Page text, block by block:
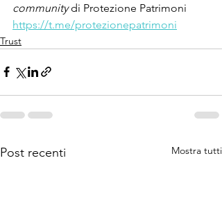
community di Protezione Patrimoni
https://t.me/protezionepatrimoni
Trust
Post recenti Mostra tutti